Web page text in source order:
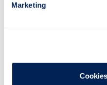
Marketing
maßgeblich geprägt hat.
mit dem